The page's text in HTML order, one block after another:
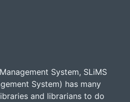
System, SLiMS
System) has many
and librarians to do